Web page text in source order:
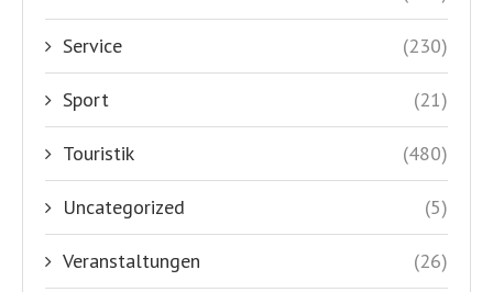
Service (230)
Sport (21)
Touristik (480)
Uncategorized (5)
Veranstaltungen (26)